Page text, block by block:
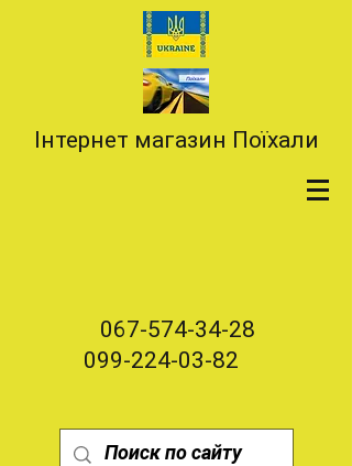
Інтернет магазин Поїхали
067-574-34-28
099-224-03-82